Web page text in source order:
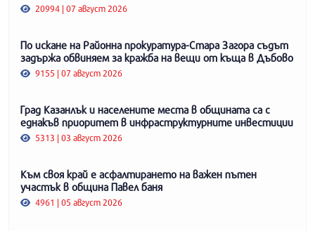
20994 | 07 август 2026
По искане на Районна прокуратура-Стара Загора съдът
задържа обвиняем за кражба на вещи от къща в Дъбово
9155 | 07 август 2026
Град Казанлък и населените места в общината са с
еднакъв приоритет в инфраструктурните инвестиции
5313 | 03 август 2026
Към своя край е асфалтирането на важен пътен
участък в община Павел баня
4961 | 05 август 2026